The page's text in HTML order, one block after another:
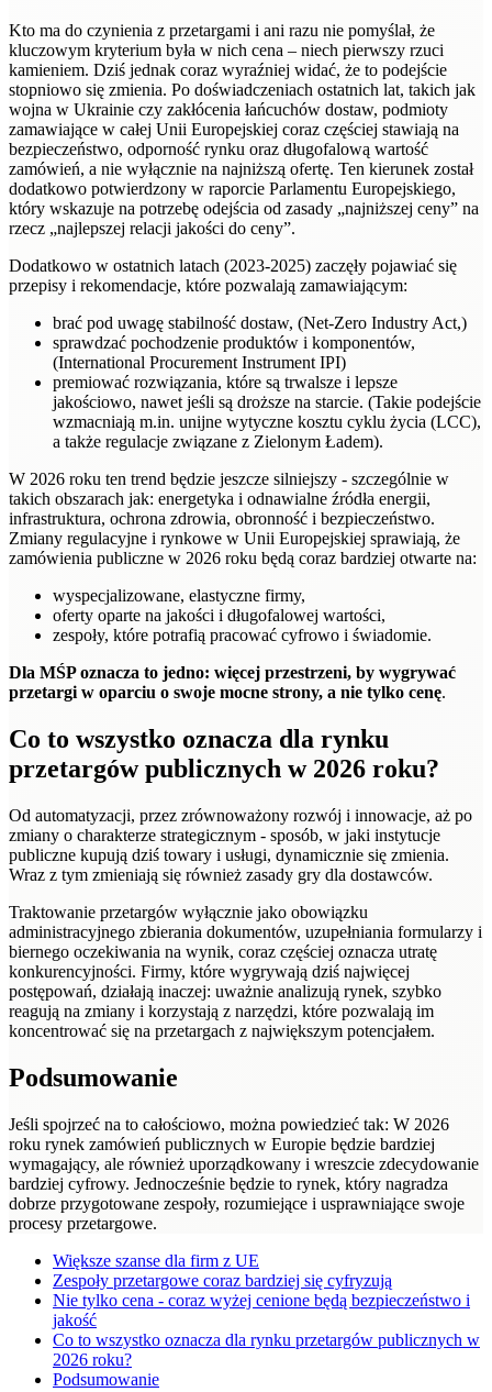
Kto ma do czynienia z przetargami i ani razu nie pomyślał, że
kluczowym kryterium była w nich cena – niech pierwszy rzuci
kamieniem. Dziś jednak coraz wyraźniej widać, że to podejście
stopniowo się zmienia. Po doświadczeniach ostatnich lat, takich jak
wojna w Ukrainie czy zakłócenia łańcuchów dostaw, podmioty
zamawiające w całej Unii Europejskiej coraz częściej stawiają na
bezpieczeństwo, odporność rynku oraz długofalową wartość
zamówień, a nie wyłącznie na najniższą ofertę. Ten kierunek został
dodatkowo potwierdzony w raporcie Parlamentu Europejskiego,
który wskazuje na potrzebę odejścia od zasady „najniższej ceny” na
rzecz „najlepszej relacji jakości do ceny”.
Dodatkowo w ostatnich latach (2023-2025) zaczęły pojawiać się
przepisy i rekomendacje, które pozwalają zamawiającym:
brać pod uwagę stabilność dostaw, (Net-Zero Industry Act,)
sprawdzać pochodzenie produktów i komponentów,
(International Procurement Instrument IPI)
premiować rozwiązania, które są trwalsze i lepsze
jakościowo, nawet jeśli są droższe na starcie. (Takie podejście
wzmacniają m.in. unijne wytyczne kosztu cyklu życia (LCC),
a także regulacje związane z Zielonym Ładem).
W 2026 roku ten trend będzie jeszcze silniejszy - szczególnie w
takich obszarach jak: energetyka i odnawialne źródła energii,
infrastruktura, ochrona zdrowia, obronność i bezpieczeństwo.
Zmiany regulacyjne i rynkowe w Unii Europejskiej sprawiają, że
zamówienia publiczne w 2026 roku będą coraz bardziej otwarte na:
wyspecjalizowane, elastyczne firmy,
oferty oparte na jakości i długofalowej wartości,
zespoły, które potrafią pracować cyfrowo i świadomie.
Dla MŚP oznacza to jedno: więcej przestrzeni, by wygrywać
przetargi w oparciu o swoje mocne strony, a nie tylko cenę.
Co to wszystko oznacza dla rynku
przetargów publicznych w 2026 roku?
Od automatyzacji, przez zrównoważony rozwój i innowacje, aż po
zmiany o charakterze strategicznym - sposób, w jaki instytucje
publiczne kupują dziś towary i usługi, dynamicznie się zmienia.
Wraz z tym zmieniają się również zasady gry dla dostawców.
Traktowanie przetargów wyłącznie jako obowiązku
administracyjnego zbierania dokumentów, uzupełniania formularzy i
biernego oczekiwania na wynik, coraz częściej oznacza utratę
konkurencyjności. Firmy, które wygrywają dziś najwięcej
postępowań, działają inaczej: uważnie analizują rynek, szybko
reagują na zmiany i korzystają z narzędzi, które pozwalają im
koncentrować się na przetargach z największym potencjałem.
Podsumowanie
Jeśli spojrzeć na to całościowo, można powiedzieć tak: W 2026
roku rynek zamówień publicznych w Europie będzie bardziej
wymagający, ale również uporządkowany i wreszcie zdecydowanie
bardziej cyfrowy. Jednocześnie będzie to rynek, który nagradza
dobrze przygotowane zespoły, rozumiejące i usprawniające swoje
procesy przetargowe.
Większe szanse dla firm z UE
Zespoły przetargowe coraz bardziej się cyfryzują
Nie tylko cena - coraz wyżej cenione będą bezpieczeństwo i
jakość
Co to wszystko oznacza dla rynku przetargów publicznych w
2026 roku?
Podsumowanie